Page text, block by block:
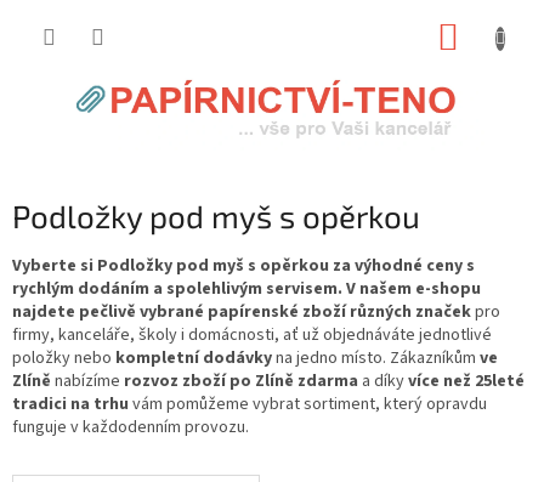
Podložky pod myš s opěrkou
Vyberte si Podložky pod myš s opěrkou za výhodné ceny s
rychlým dodáním a spolehlivým servisem. V našem e-shopu
najdete pečlivě vybrané papírenské zboží různých značekpro
firmy, kanceláře, školy i domácnosti, ať už objednáváte jednotlivé
položky nebo kompletní dodávkyna jedno místo. Zákazníkům ve
Zlíně nabízíme rozvoz zboží po Zlíně zdarma a díkyvíce než 25leté
tradici na trhu vám pomůžeme vybrat sortiment, který opravdu
funguje v každodenním provozu.